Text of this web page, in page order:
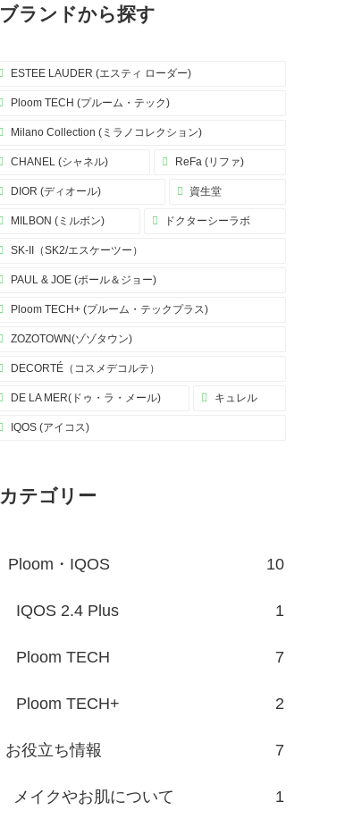
ブランドから探す
ESTEE LAUDER (エスティ ローダー)
Ploom TECH (プルーム・テック)
Milano Collection (ミラノコレクション)
CHANEL (シャネル) ReFa (リファ)
DIOR (ディオール) 資生堂
MILBON (ミルボン) ドクターシーラボ
SK-II（SK2/エスケーツー）
PAUL & JOE (ポール＆ジョー)
Ploom TECH+ (プルーム・テックプラス)
ZOZOTOWN(ゾゾタウン)
DECORTÉ（コスメデコルテ）
DE LA MER(ドゥ・ラ・メール) キュレル
IQOS (アイコス)
カテゴリー
Ploom・IQOS 10
IQOS 2.4 Plus 1
Ploom TECH 7
Ploom TECH+ 2
お役立ち情報 7
メイクやお肌について 1